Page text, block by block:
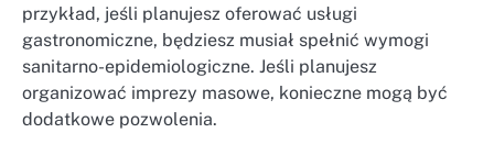
przykład, jeśli planujesz oferować usługi
gastronomiczne, będziesz musiał spełnić wymogi
sanitarno-epidemiologiczne. Jeśli planujesz
organizować imprezy masowe, konieczne mogą być
dodatkowe pozwolenia.